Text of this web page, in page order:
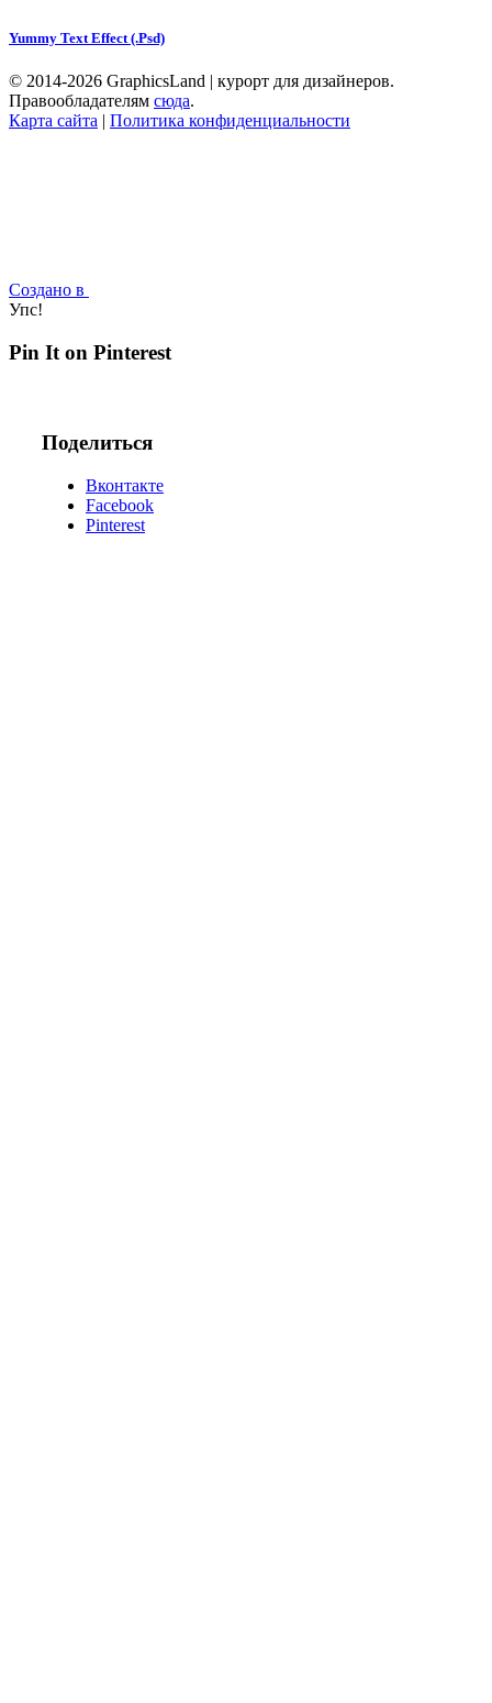
Yummy Text Effect (.Psd)
© 2014-2026 GraphicsLand | курорт для дизайнеров.
Правообладателям сюда.
Карта сайта | Политика конфиденциальности
Создано в
Упс!
Pin It on Pinterest
Поделиться
Вконтакте
Facebook
Pinterest